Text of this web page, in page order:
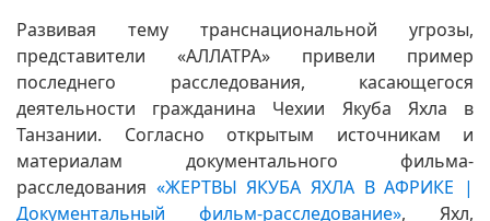
Развивая тему транснациональной угрозы,
представители «АЛЛАТРА» привели пример
последнего расследования, касающегося
деятельности гражданина Чехии Якуба Яхла в
Танзании. Согласно открытым источникам и
материалам документального фильма-
расследования «ЖЕРТВЫ ЯКУБА ЯХЛА В АФРИКЕ |
Документальный фильм-расследование», Яхл,